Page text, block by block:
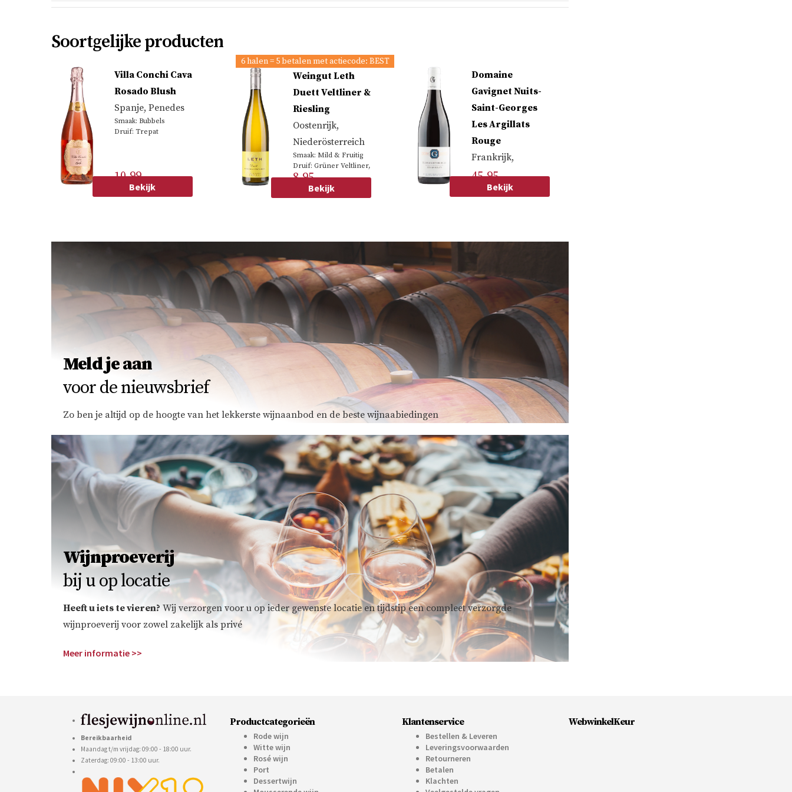
Soortgelijke producten
Villa Conchi Cava
Rosado Blush
Spanje, Penedes
Smaak: Bubbels
Druif: Trepat
10.99
Bekijk
6 halen = 5 betalen met actiecode: BEST
Weingut Leth
Duett Veltliner &
Riesling
Oostenrijk,
Niederösterreich
Smaak: Mild & Fruitig
Druif: Grüner Veltliner,
Riesling
8.95
Bekijk
Domaine
Gavignet Nuits-
Saint-Georges
Les Argillats
Rouge
Frankrijk,
Bourgongne
Smaak: Vol, Zacht &
Geconcentreerd
45.95
Bekijk
Meld je aan
voor de nieuwsbrief
Zo ben je altijd op de hoogte van het lekkerste wijnaanbod en de beste wijnaabiedingen
Wijnproeverij
bij u op locatie
Heeft u iets te vieren? Wij verzorgen voor u op ieder gewenste locatie en tijdstip een compleet verzorgde
wijnproeverij voor zowel zakelijk als privé
Meer informatie >>
Bereikbaarheid
Maandag t/m vrijdag: 09:00 - 18:00 uur.
Zaterdag: 09:00 - 13:00 uur.
Productcategorieën
Rode wijn
Witte wijn
Rosé wijn
Port
Dessertwijn
Klantenservice
Bestellen & Leveren
Leveringsvoorwaarden
Retourneren
Betalen
Klachten
WebwinkelKeur